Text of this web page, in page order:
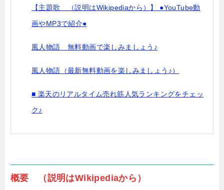
【主題歌 （説明はWikipediaから）】 ●YouTube動
画やMP3で紹介●
風人物語 無料動画で楽しみましょう♪
風人物語（最新無料動画を楽しみましょう♪）
■ 楽天のリアルタイム売れ筋人気ランキングをチェッ
ク♪
概要 （説明はWikipediaから）